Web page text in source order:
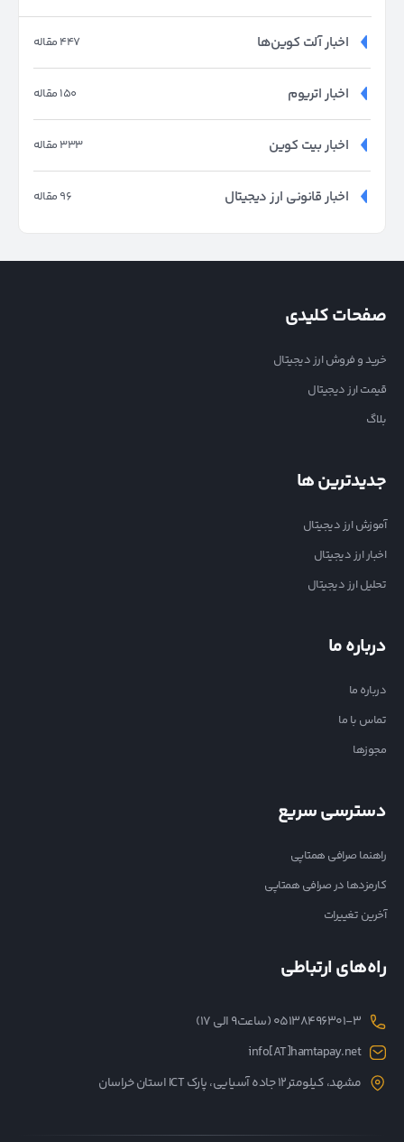
447 مقاله اخبار آلت کوین‌ها
150 مقاله اخبار اتریوم
333 مقاله اخبار بیت کوین
96 مقاله اخبار قانونی ارز دیجیتال
صفحات کلیدی
خرید و فروش ارز دیجیتال
قیمت ارز دیجیتال
بلاگ
جدیدترین ها
آموزش ارز دیجیتال
اخبار ارز دیجیتال
تحلیل ارز دیجیتال
درباره ما
درباره ما
تماس با ما
مجوزها
دسترسی سریع
راهنما صرافی همتاپی
کارمزدها در صرافی همتاپی
آخرین تغییرات
راه‌های ارتباطی
05138496301-3 (ساعت۹ الی ۱۷)
info[AT]hamtapay.net
مشهد، کیلومتر12 جاده آسیایی، پارک ICT استان خراسان